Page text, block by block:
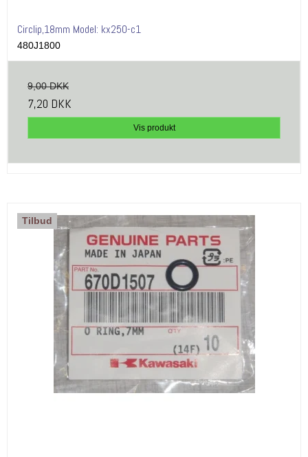
Circlip,18mm Model: kx250-c1
480J1800
9,00 DKK
7,20 DKK
Vis produkt
Tilbud